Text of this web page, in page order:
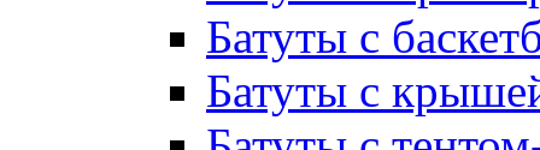
Батуты с
Батуты с